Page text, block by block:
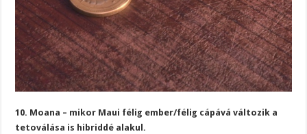
10. Moana – mikor Maui félig ember/félig cápává változik a
tetoválása is hibriddé alakul.